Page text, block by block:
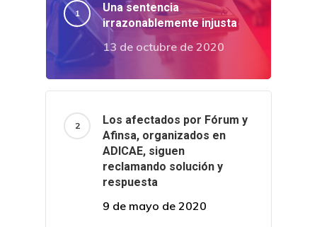
Una sentencia
irrazonablemente injusta
13 de octubre de 2020
Los afectados por Fórum y
Afinsa, organizados en
ADICAE, siguen
reclamando solución y
respuesta
9 de mayo de 2020